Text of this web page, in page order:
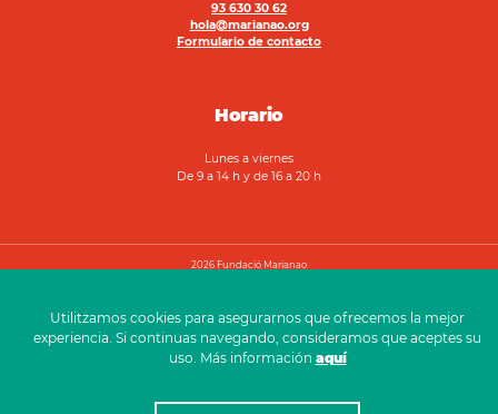
Utilitzamos cookies para asegurarnos que ofrecemos la mejor
experiencia. Si continuas navegando, consideramos que aceptes su
uso. Más información aquí
93 630 30 62
hola@marianao.org
Formulario de contacto
Horario
Lunes a viernes
De 9 a 14 h y de 16 a 20 h
2026 Fundació Marianao